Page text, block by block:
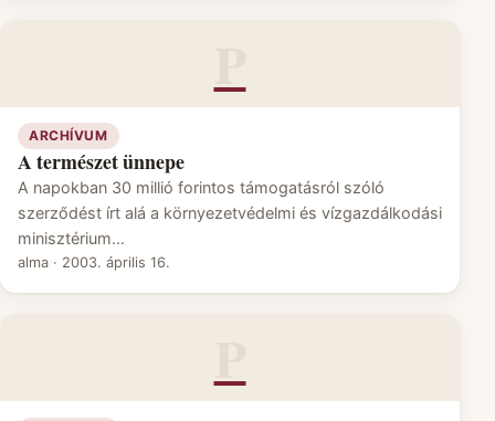
ARCHÍVUM
A természet ünnepe
A napokban 30 millió forintos támogatásról szóló
szerződést írt alá a környezetvédelmi és vízgazdálkodási
minisztérium…
alma · 2003. április 16.